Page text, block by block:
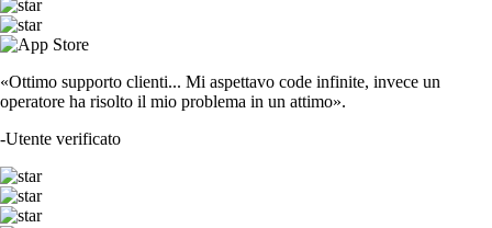
«Ottimo supporto clienti... Mi aspettavo code infinite, invece un
operatore ha risolto il mio problema in un attimo».
-Utente verificato